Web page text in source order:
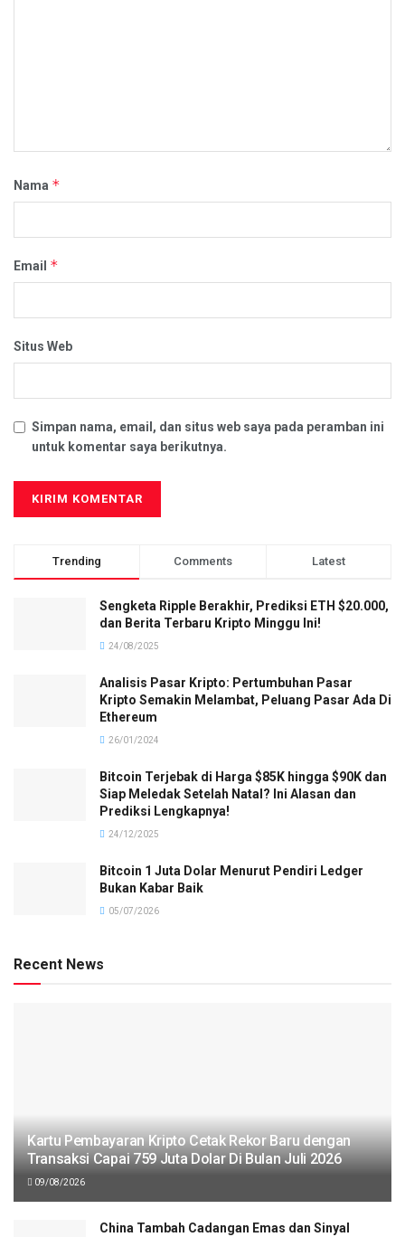
Nama *
Email *
Situs Web
Simpan nama, email, dan situs web saya pada peramban ini
untuk komentar saya berikutnya.
Trending Comments Latest
Sengketa Ripple Berakhir, Prediksi ETH $20.000,
dan Berita Terbaru Kripto Minggu Ini!
24/08/2025
Analisis Pasar Kripto: Pertumbuhan Pasar
Kripto Semakin Melambat, Peluang Pasar Ada Di
Ethereum
26/01/2024
Bitcoin Terjebak di Harga $85K hingga $90K dan
Siap Meledak Setelah Natal? Ini Alasan dan
Prediksi Lengkapnya!
24/12/2025
Bitcoin 1 Juta Dolar Menurut Pendiri Ledger
Bukan Kabar Baik
05/07/2026
Recent News
Kartu Pembayaran Kripto Cetak Rekor Baru dengan
Transaksi Capai 759 Juta Dolar Di Bulan Juli 2026
09/08/2026
China Tambah Cadangan Emas dan Sinyal